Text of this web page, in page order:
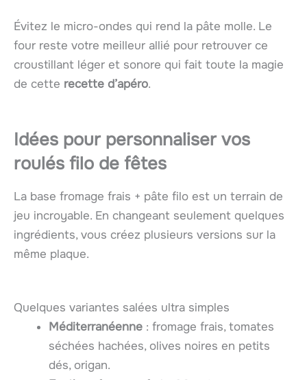
Évitez le micro-ondes qui rend la pâte molle. Le
four reste votre meilleur allié pour retrouver ce
croustillant léger et sonore qui fait toute la magie
de cette recette d’apéro.
Idées pour personnaliser vos
roulés filo de fêtes
La base fromage frais + pâte filo est un terrain de
jeu incroyable. En changeant seulement quelques
ingrédients, vous créez plusieurs versions sur la
même plaque.
Quelques variantes salées ultra simples
Méditerranéenne : fromage frais, tomates
séchées hachées, olives noires en petits
dés, origan.